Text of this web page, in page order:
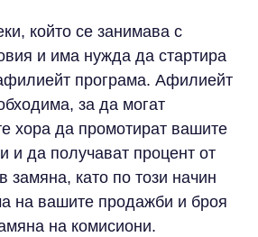
който се занимава с
и има нужда да стартира
програма. Афилиейт
за да могат
хора да промотират вашите
и да получават процент от
замяна, като по този начин
на вашите продажби и броя
на комисиони.